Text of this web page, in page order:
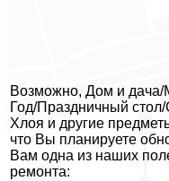
Возможно, Дом и
Год/Праздничный
Хлоя и другие
что Вы планируете
Вам одна из наших
ремонта: